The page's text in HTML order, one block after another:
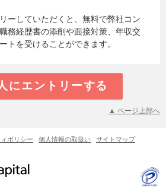
ーしていただくと、無料で弊社コン
務経歴書の添削や面接対策、年収交
トを受けることができます。
にエントリーする
▲ ページ上部へ
ポリシー 個人情報の取扱い サイトマップ